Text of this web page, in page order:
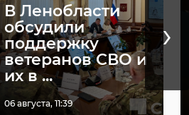
В Ленобласти
обсудили
поддержку
ветеранов СВО и
их в ...
06 августа, 11:39
›